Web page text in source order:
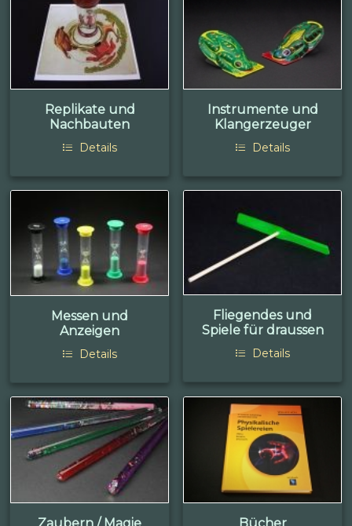
Replikate und
Nachbauten
Details
Instrumente und
Klangerzeuger
Details
Messen und
Anzeigen
Details
Fliegendes und
Spiele für draussen
Details
Zaubern / Magie Bücher